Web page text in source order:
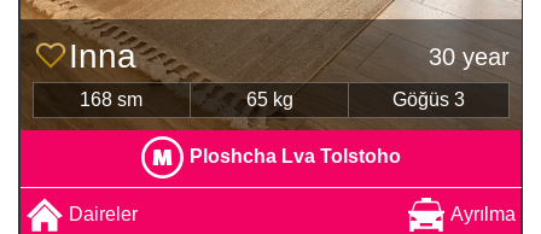
Inna 30 year
168 sm 65 kg Göğüs 3
Ploshcha Lva Tolstoho
Daireler Ayrılma